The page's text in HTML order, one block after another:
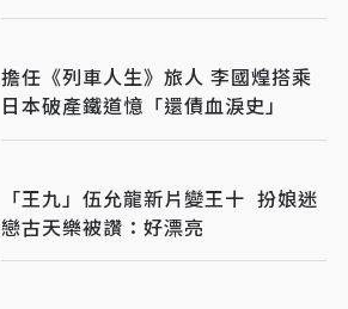
擔任《列車人生》旅人 李國煌搭乘
日本破產鐵道憶「還債血淚史」
「王九」伍允龍新片變王十 扮娘迷
戀古天樂被讚：好漂亮